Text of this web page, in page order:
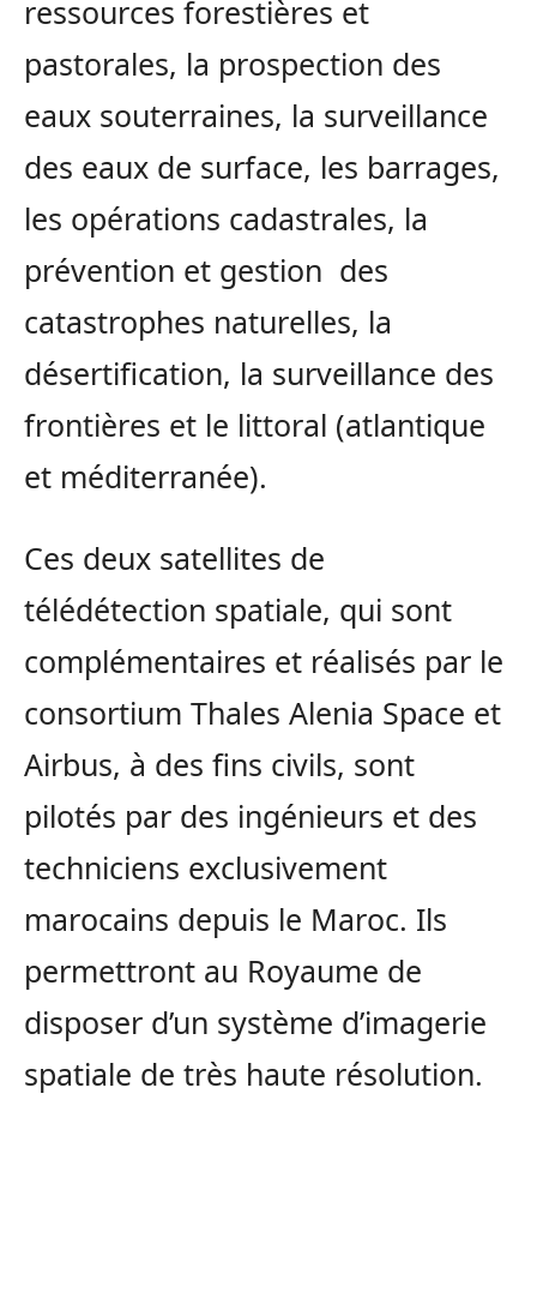
ressources forestières et
pastorales, la prospection des
eaux souterraines, la surveillance
des eaux de surface, les barrages,
les opérations cadastrales, la
prévention et gestion des
catastrophes naturelles, la
désertification, la surveillance des
frontières et le littoral (atlantique
et méditerranée).
Ces deux satellites de
télédétection spatiale, qui sont
complémentaires et réalisés par le
consortium Thales Alenia Space et
Airbus, à des fins civils, sont
pilotés par des ingénieurs et des
techniciens exclusivement
marocains depuis le Maroc. Ils
permettront au Royaume de
disposer d’un système d’imagerie
spatiale de très haute résolution.